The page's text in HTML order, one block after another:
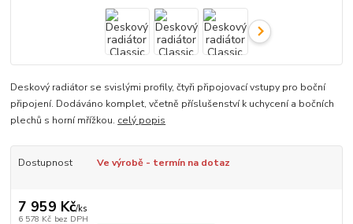
Deskový radiátor se svislými profily, čtyři připojovací vstupy pro boční
připojení. Dodáváno komplet, včetně příslušenství k uchycení a bočních
plechů s horní mřížkou. celý popis
Dostupnost Ve výrobě - termín na dotaz
7 959 Kč/ks
6 578 Kč bez DPH